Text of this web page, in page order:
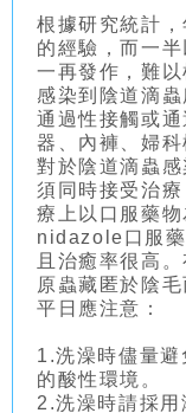
根據研究統計
的經驗，而一
一再發作，難
感染到陰道滴
通過性接觸或
器、內褲、婦科
對於陰道滴蟲
須同時接受治
療上以口服藥
nidazole口服藥
且治癒率很高
原蟲藏匿於陰
平日應注意：
1.洗澡時儘量避
的酸性環境。
2.洗澡時請採用